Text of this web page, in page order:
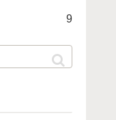
9